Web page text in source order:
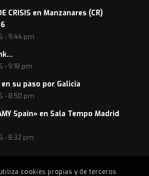
CRISIS en Manzanares (CR)
- 9:44 pm
- 9:18 pm
en su paso por Galicia
- 8:50 pm
Spain» en Sala Tempo Madrid
- 8:32 pm
cookies propias y de terceros